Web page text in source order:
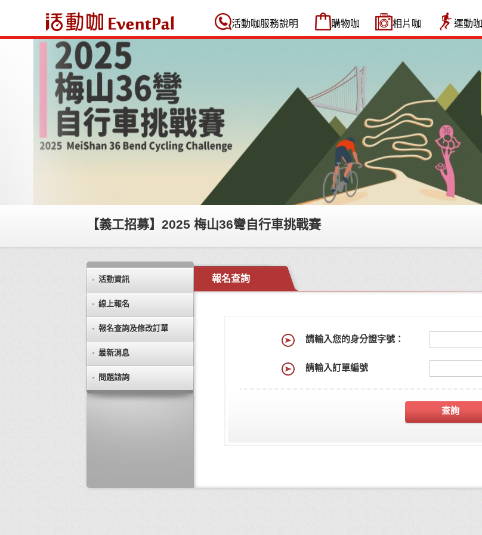
活動咖 Eventpal
活動咖服務說明 購物咖 相片咖 運動咖
【義工招募】2025 梅山36彎自行車挑戰賽
活動資訊
線上報名
報名查詢及修改訂單
最新消息
問題諮詢
報名查詢
請輸入您的身分證字號：
請輸入訂單編號
查詢